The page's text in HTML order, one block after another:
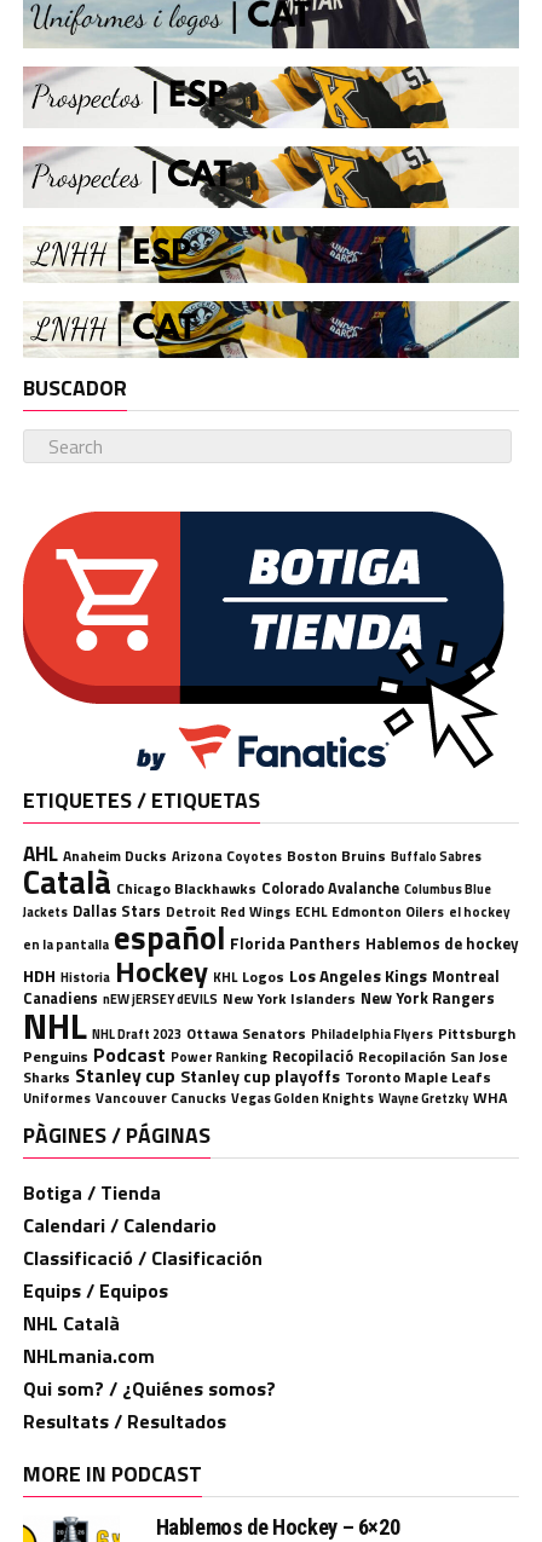
BUSCADOR
ETIQUETES / ETIQUETAS
AHL Anaheim Ducks Arizona Coyotes Boston Bruins Buffalo Sabres
Català Chicago Blackhawks Colorado Avalanche Columbus Blue
Jackets Dallas Stars Detroit Red Wings ECHL Edmonton Oilers el hockey
en la pantalla español Florida Panthers Hablemos de hockey
HDH Historia Hockey KHL Logos Los Angeles Kings Montreal
Canadiens nEW jERSEY dEVILS New York Islanders New York Rangers
NHL NHL Draft 2023 Ottawa Senators Philadelphia Flyers Pittsburgh
Penguins Podcast Power Ranking Recopilació Recopilación San Jose
Sharks Stanley cup Stanley cup playoffs Toronto Maple Leafs
Uniformes Vancouver Canucks Vegas Golden Knights Wayne Gretzky WHA
PÀGINES / PÁGINAS
Botiga / Tienda
Calendari / Calendario
Classificació / Clasificación
Equips / Equipos
NHL Català
NHLmania.com
Qui som? / ¿Quiénes somos?
Resultats / Resultados
MORE IN PODCAST
Hablemos de Hockey – 6×20